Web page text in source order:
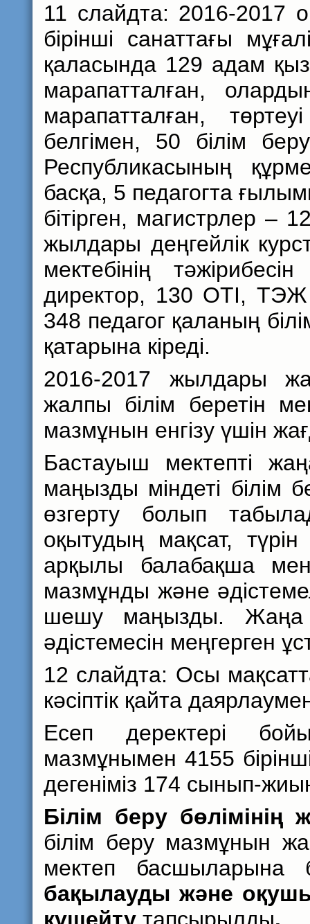
11 слайдта: 2016-2017
бірінші санаттағы
қаласында 129 адам
марапатталған,
марапатталған,
белгімен, 50 білім
Республикасының
басқа, 5 педагогта
бітірген, магистрлер –
жылдары деңгейлік
мектебінің
директор, 130 ОТІ,
348 педагог қаланың
қатарына кіреді.
2016-2017 жылдары
жалпы білім беретін
мазмұнын енгізу үшін
Бастауыш мектепті
маңызды міндеті білім
өзгерту болып
оқытудың мақсат,
арқылы балабақша
мазмұнды және
шешу маңызды. Жаңа
әдістемесін меңгерген
12 слайдта: Осы
кәсіптік қайта
Есеп деректері
мазмұнымен 4155
дегеніміз 174 сынып-
Білім беру
білім беру мазмұнын
мектеп басшыларына
бақылауды және